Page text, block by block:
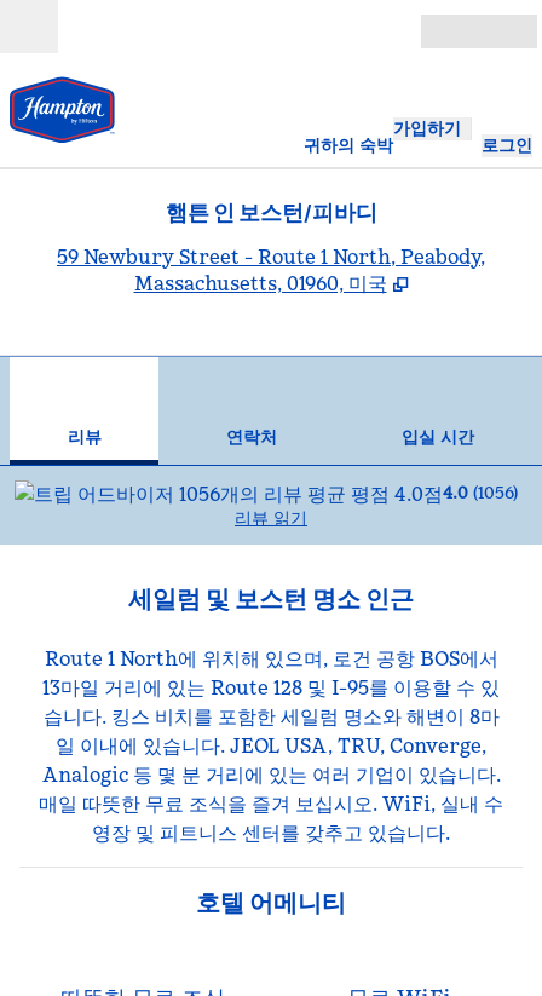
귀하의 숙박
가입하기
로그인
햄튼 인 보스턴/피바디
59 Newbury Street - Route 1 North, Peabody,
Massachusetts, 01960, 미국
리뷰 연락처
입실 시간
4.0 (1056)
리뷰 읽기
세일럼 및 보스턴 명소 인근
Route 1 North에 위치해 있으며, 로건 공항 BOS에서
13마일 거리에 있는 Route 128 및 I-95를 이용할 수 있
습니다. 킹스 비치를 포함한 세일럼 명소와 해변이 8마
일 이내에 있습니다. JEOL USA, TRU, Converge,
Analogic 등 몇 분 거리에 있는 여러 기업이 있습니다.
매일 따뜻한 무료 조식을 즐겨 보십시오. WiFi, 실내 수
영장 및 피트니스 센터를 갖추고 있습니다.
호텔 어메니티